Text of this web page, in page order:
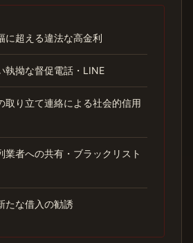
に超える違法な高金利
執拗な督促電話・LINE
取り立て連絡による社会的信用
業者への共有・ブラックリスト
たな借入の勧誘